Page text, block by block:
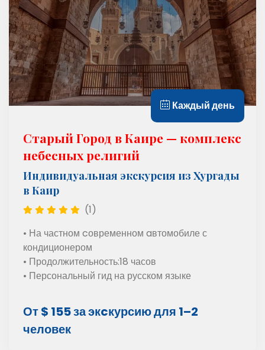
Каждый день
Старый Город в Каире — комплекс
небесных религий
Индивидуальная экскурсия из Хургады
в Каир
(1)
• На частном cовременном aвтомобиле с
кондиционером
• Продолжительность:18 часов
• Персональный гид на русском языке
От $ 155 за экcкурсию для 1–2
человек